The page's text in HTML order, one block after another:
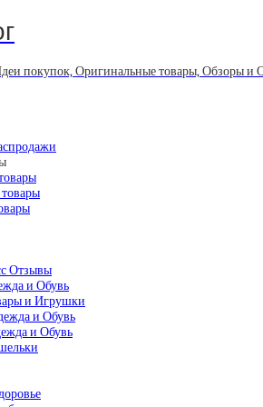
покупок, Оригинальные товары, Обзоры и
Отзывы
и Обувь
и Игрушки
и Обувь
и Обувь